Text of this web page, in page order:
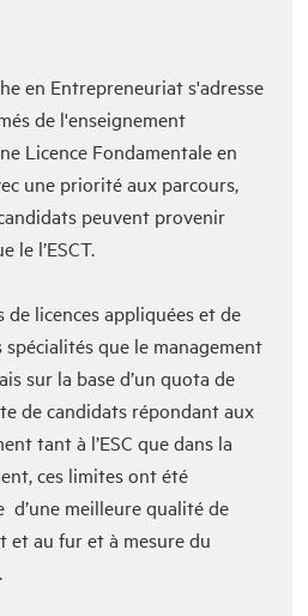
en Entrepreneuriat s'adresse
de l'enseignement
Licence Fondamentale en
une priorité aux parcours,
peuvent provenir
le l’ESCT.
licences appliquées et de
spécialités que le management
sur la base d’un quota de
de candidats répondant aux
tant à l’ESC que dans la
ces limites ont été
d’une meilleure qualité de
et au fur et à mesure du